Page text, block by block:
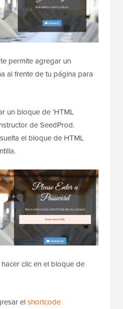
permite agregar un
al frente de tu página para
un bloque de ‘HTML
de SeedProd.
el bloque de HTML
clic en el bloque de
elshortcode